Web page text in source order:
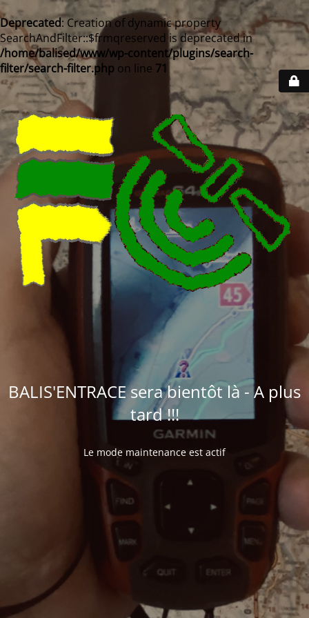
Deprecated: Creation of dynamic property
SearchAndFilter::$frmqreserved is deprecated in
/home/balised/www/wp-content/plugins/search-
filter/search-filter.php on line 71
BALIS'ENTRACE sera bientôt là - A plus
tard !!!
Le mode maintenance est actif